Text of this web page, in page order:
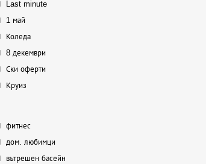
Last minute
1 май
Коледа
8 декември
Ски оферти
Круиз
фитнес
дом. любимци
вътрешен басейн